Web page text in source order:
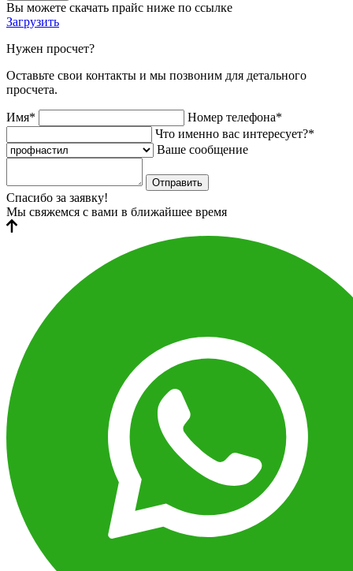
Вы можете скачать прайс ниже по ссылке
Загрузить
Нужен просчет?
Оставьте свои контакты и мы позвоним для детального
просчета.
Имя*
Номер телефона*
Что именно вас интересует?*
Ваше сообщение
Отправить
Спасибо за заявку!
Мы свяжемся с вами в ближайшее время